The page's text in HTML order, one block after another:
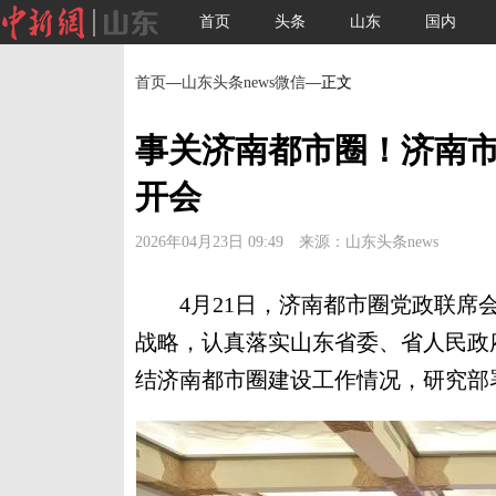
首页 头条 山东 国内
首页—山东头条news微信—正文
事关济南都市圈！济南
开会
2026年04月23日 09:49 来源：山东头条news
4月21日，济南都市圈党政联席
战略，认真落实山东省委、省人民
结济南都市圈建设工作情况，研究